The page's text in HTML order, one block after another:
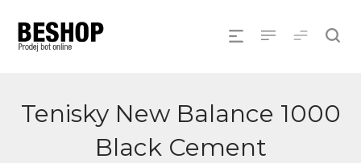
Tenisky New Balance 1000
Black Cement